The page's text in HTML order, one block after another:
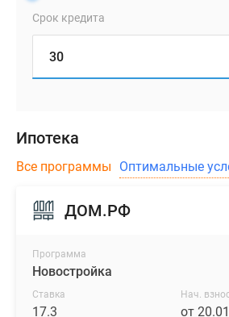
Срок кредита
Ипотека
Все программы Оптимальные
ДОМ.РФ
Программа
Новостройка
Ставка
17.3
Нач.
от